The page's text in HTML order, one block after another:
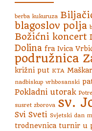
berba kukuruza
blagoslov polja
Božićni koncert
Dolina fra Ivica
podružnica
križni put KTA
nadbiskup vrhbosanski
Pokladni utorak
susret zborova sv.
Svi Sveti Svjetski dan
trodnevnica turnir u